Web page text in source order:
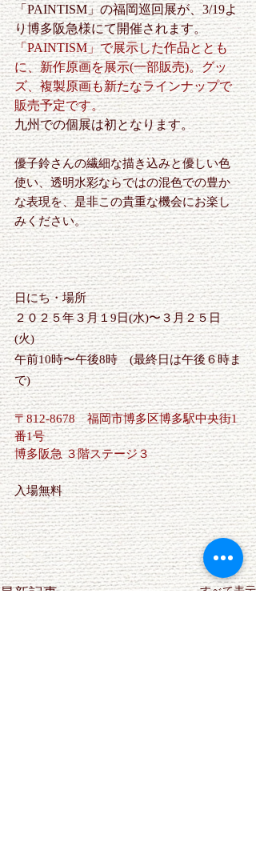
「PAINTISM」の福岡巡回展が、3/19よ
り博多阪急様にて開催されます。
「PAINTISM」で展示した作品ととも
に、新作原画を展示(一部販売)。グッ
ズ、複製原画も新たなラインナップで
販売予定です。
九州での個展は初となります。
優子鈴さんの繊細な描き込みと優しい色
使い、透明水彩ならではの混色での豊か
な表現を、是非この貴重な機会にお楽し
みください。
日にち・場所
２０２５年３月１9日(水)〜３月２５日
(火)　​
午前10時〜午後8時　(最終日は午後６時ま
で)　​
〒812-8678　福岡市博多区博多駅中央街1
番1号
博多阪急 ３階ステージ３
入場無料
最新記事 すべて表示